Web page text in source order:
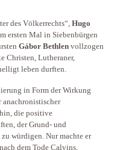
des Völkerrechts“, Hugo
ersten Mal in Siebenbürgen
Gábor Bethlen vollzogen
Christen, Lutheraner,
leben durften.
in Form der Wirkung
anachronistischer
die positive
der Grund- und
würdigen. Nur machte er
dem Tode Calvins,